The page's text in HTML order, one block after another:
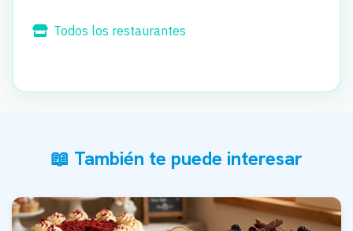
Todos los restaurantes
📖 También te puede interesar